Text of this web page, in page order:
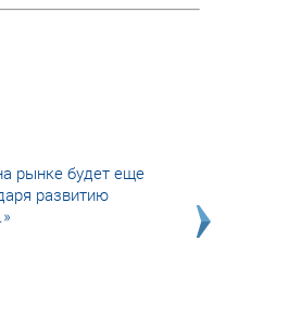
рынке будет еще
развитию